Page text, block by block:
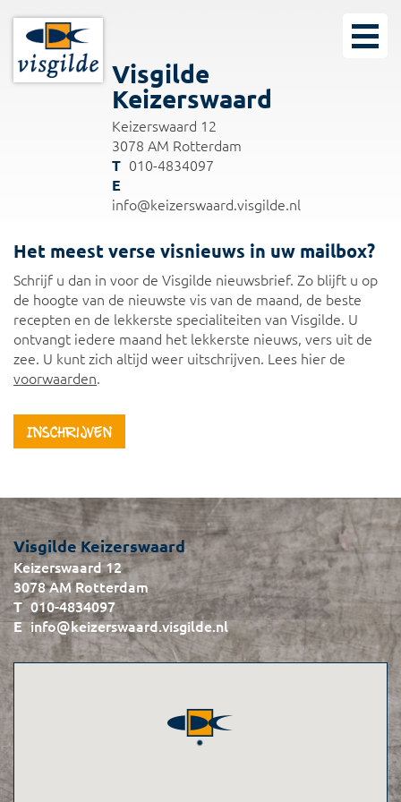
Visgilde
Keizerswaard
Keizerswaard 12
3078 AM Rotterdam
010-4834097
info@keizerswaard.visgilde.nl
Het meest verse visnieuws in uw mailbox?
Schrijf u dan in voor de Visgilde nieuwsbrief. Zo blijft u op
de hoogte van de nieuwste vis van de maand, de beste
recepten en de lekkerste specialiteiten van Visgilde. U
ontvangt iedere maand het lekkerste nieuws, vers uit de
zee. U kunt zich altijd weer uitschrijven. Lees hier de
voorwaarden.
Inschrijven
Visgilde Keizerswaard
Keizerswaard 12
3078 AM Rotterdam
010-4834097
info@keizerswaard.visgilde.nl